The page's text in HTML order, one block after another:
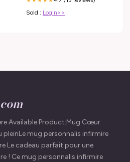
Sold : Login>>
Available Product:Mug Cœur
pleinLe mug personnalis infirmire
Le cadeau parfait pour une
! Ce mug personnalis infirmire